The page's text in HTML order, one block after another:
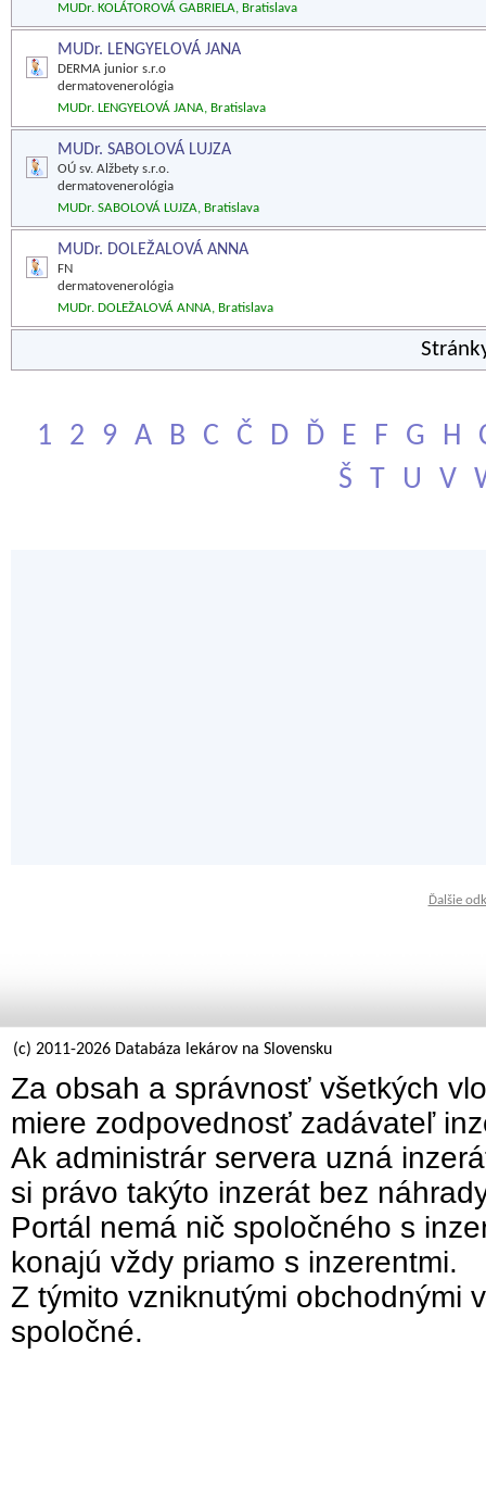
MUDr. KOLÁTOROVÁ GABRIELA, Bratislava
MUDr. LENGYELOVÁ JANA
DERMA junior s.r.o
dermatovenerológia
MUDr. LENGYELOVÁ JANA, Bratislava
MUDr. SABOLOVÁ LUJZA
OÚ sv. Alžbety s.r.o.
dermatovenerológia
MUDr. SABOLOVÁ LUJZA, Bratislava
MUDr. DOLEŽALOVÁ ANNA
FN
dermatovenerológia
MUDr. DOLEŽALOVÁ ANNA, Bratislava
1 2 9 A B C Č D Ď E F G H
Š
T U V
Ďalšie
(c) 2011-2026 Databáza lekárov na Slovensku
Za obsah a správnosť všetkých
miere zodpovednosť zadávateľ
Ak administrár servera uzná
si právo takýto inzerát bez
Portál nemá nič spoločného s
konajú vždy priamo s inzerentmi.
Z týmito vzniknutými obchodnými
spoločné.